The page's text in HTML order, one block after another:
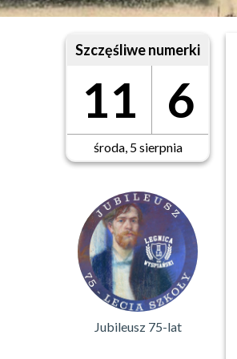
Szczęśliwe numerki
11 6
środa, 5 sierpnia
Jubileusz 75-lat